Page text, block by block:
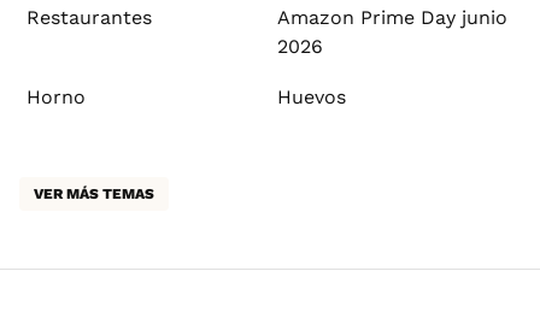
Restaurantes
Amazon Prime Day junio
2026
Horno Huevos
VER MÁS TEMAS